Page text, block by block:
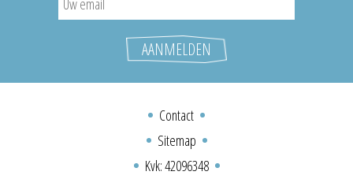
Contact
Sitemap
Kvk: 42096348